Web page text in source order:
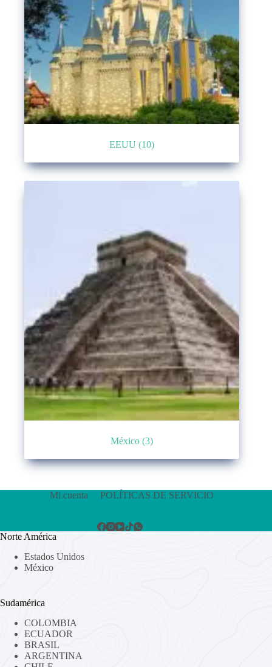
EEUU(10)
México(3)
Mi cuenta POLÍTICAS DE SERVICIO
Norte América
Estados Unidos
México
Sudamérica
COLOMBIA
ECUADOR
BRASIL
ARGENTINA